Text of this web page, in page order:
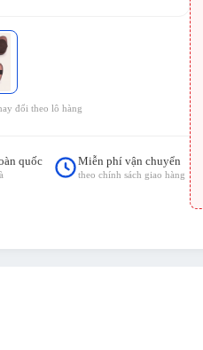
đổi theo lô hàng
quốc Miễn phí vận chuyển
theo chính sách giao hàng